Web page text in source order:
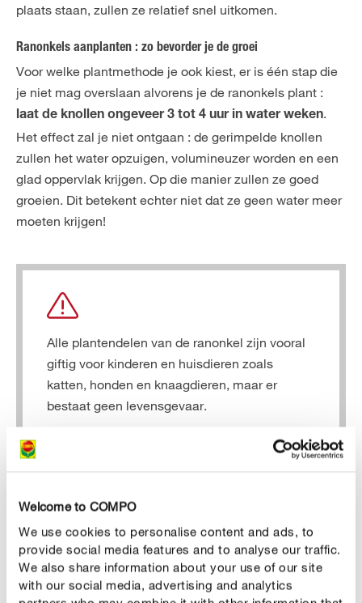
Welcome to COMPO
We use cookies to personalise content and ads, to
provide social media features and to analyse our traffic.
We also share information about your use of our site
with our social media, advertising and analytics
plaats staan, zullen ze relatief snel uitkomen.
Ranonkels aanplanten : zo bevorder je de groei
Voor welke plantmethode je ook kiest, er is één stap die
je niet mag overslaan alvorens je de ranonkels plant :
laat de knollen ongeveer 3 tot 4 uur in water weken.
Het effect zal je niet ontgaan : de gerimpelde knollen
zullen het water opzuigen, volumineuzer worden en een
glad oppervlak krijgen. Op die manier zullen ze goed
groeien. Dit betekent echter niet dat ze geen water meer
moeten krijgen!
Alle plantendelen van de ranonkel zijn vooral
giftig voor kinderen en huisdieren zoals
katten, honden en knaagdieren, maar er
bestaat geen levensgevaar.
CORRECT VERZORGEN
Ranonkels verzorgen
Ranonkel water geven
Tot aan het ontspruiten moet je ervoor zorgen dat de